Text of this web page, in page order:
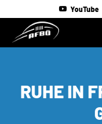
YouTube
RUHE IN